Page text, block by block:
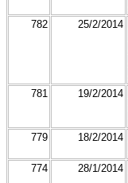
782
25/2/2014
781 19/2/2014
779 18/2/2014
774 28/1/2014